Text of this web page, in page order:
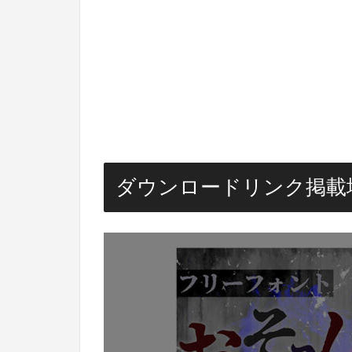
ダウンロードリンク掲載